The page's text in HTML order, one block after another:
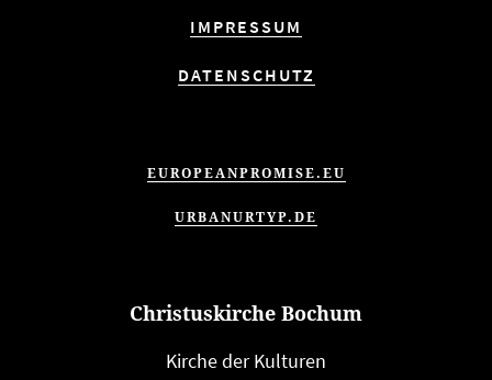
IMPRESSUM
DATENSCHUTZ
EUROPEANPROMISE.EU
URBANURTYP.DE
Christuskirche Bochum
Kirche der Kulturen